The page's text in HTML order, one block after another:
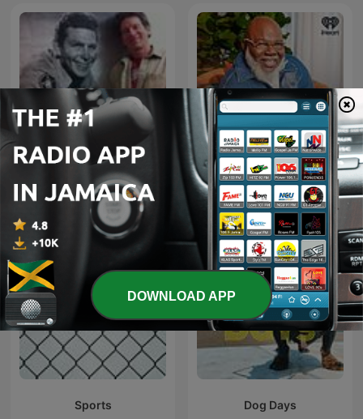
#RE2020: Disrupt Real
Estate
NXT Chapter with T.D.
Jakes
Sports Dog Days
DOWNLOAD APP